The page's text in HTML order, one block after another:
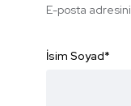
E-posta
İsim Soyad*